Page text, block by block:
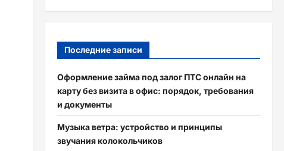
Последние записи
Оформление займа под залог ПТС онлайн на
карту без визита в офис: порядок, требования
и документы
Музыка ветра: устройство и принципы
звучания колокольчиков